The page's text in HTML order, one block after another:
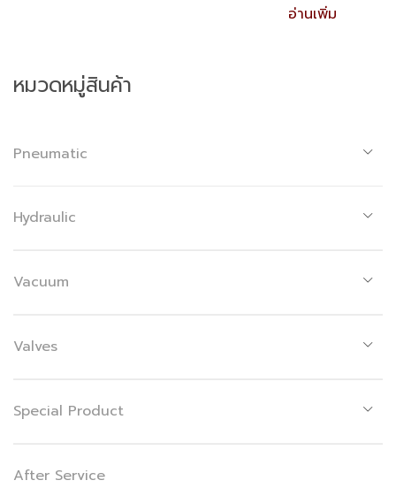
อ่านเพิ่ม
หมวดหมู่สินค้า
Pneumatic
Hydraulic
Vacuum
Valves
Special Product
After Service